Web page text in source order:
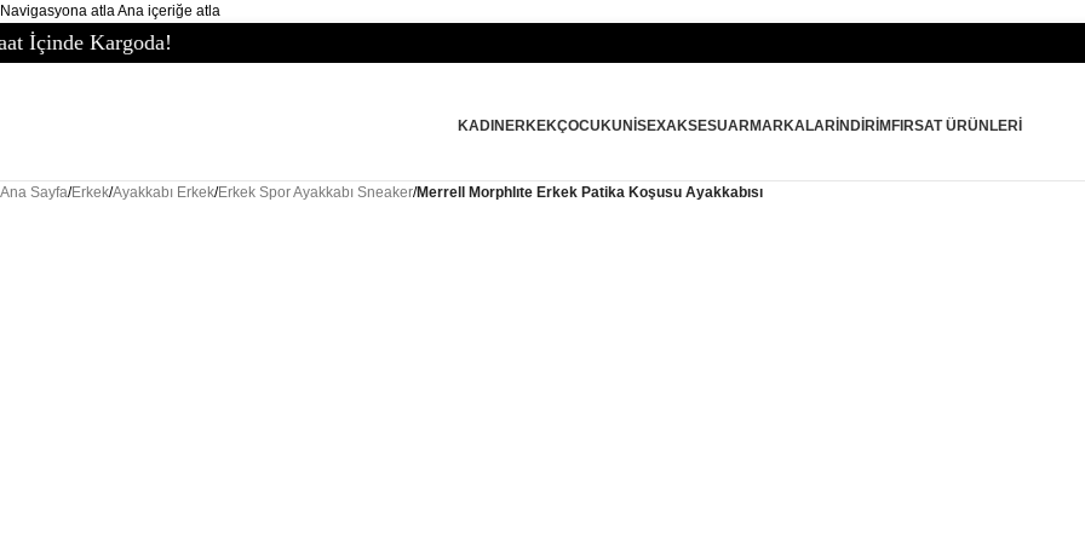
Navigasyona atlaAna içeriğe atla
KADIN ERKEKÇOCUKUNISEXAKSESUARMARKALARİNDIRIM FIRSAT ÜRÜNLERI
Ana Sayfa/Erkek/Ayakkabı Erkek/Erkek Spor Ayakkabı Sneaker/Merrell Morphlıte Erkek Patika Koşusu Ayakkabısı